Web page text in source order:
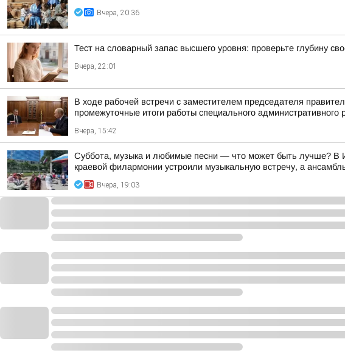
Вчера, 20:36
Тест на словарный запас высшего уровня: проверьте глубину
Вчера, 22:01
В ходе рабочей встречи с заместителем председателя
промежуточные итоги работы специального административного
Вчера, 15:42
Суббота, музыка и любимые песни — что может быть лучше? В
краевой филармонии устроили музыкальную встречу, а
Вчера, 19:03